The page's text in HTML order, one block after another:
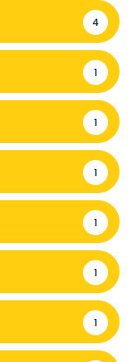
4
1
1
1
1
1
1